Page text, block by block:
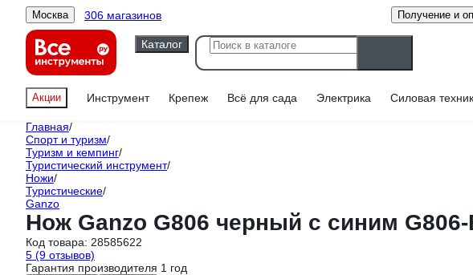
Москва 306 магазинов Получение и
Каталог
Акции Инструмент Крепеж Всё для сада Электрика Силовая
Главная/
Спорт и туризм/
Туризм и кемпинг/
Туристический инструмент/
Ножи/
Туристические/
Ganzo
Нож Ganzo G806 черный c синим
Код товара: 28585622
5 (9 отзывов)
Гарантия производителя 1 год